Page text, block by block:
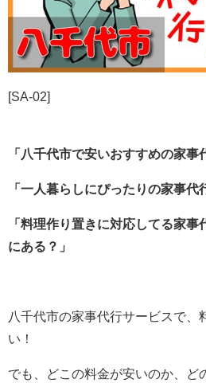
[SA-02]
「八千代市で安いおすすめの家事
「一人暮らしにぴったりの家事代
「料理作り置きに対応してる家
にある？」
八千代市の家事代行サービスで、
い！
でも、どこの料金が安いのか、ど